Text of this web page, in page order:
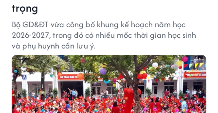
trọng
Bộ GD&ĐT vừa công bố khung kế hoạch năm học
2026-2027, trong đó có nhiều mốc thời gian học sinh
và phụ huynh cần lưu ý.